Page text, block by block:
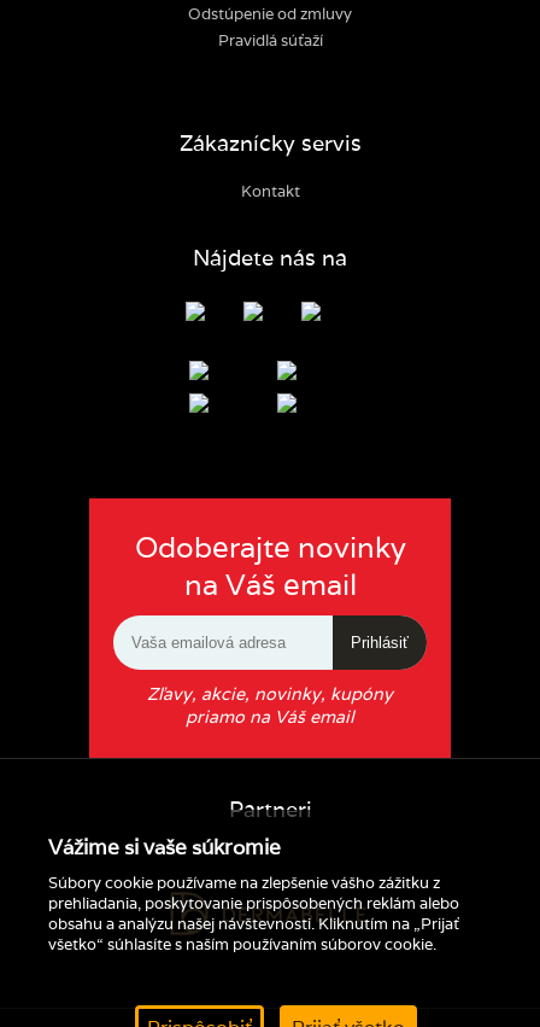
Vážime si vaše súkromie
Súbory cookie používame na zlepšenie vášho zážitku z
prehliadania, poskytovanie prispôsobených reklám alebo
obsahu a analýzu našej návštevnosti. Kliknutím na „Prijať
všetko“ súhlasíte s naším používaním súborov cookie.
Odstúpenie od zmluvy
Pravidlá súťaží
Zákaznícky servis
Kontakt
Nájdete nás na
Odoberajte novinky
na Váš email
Prihlásiť
Zľavy, akcie, novinky, kupóny
priamo na Váš email
Partneri